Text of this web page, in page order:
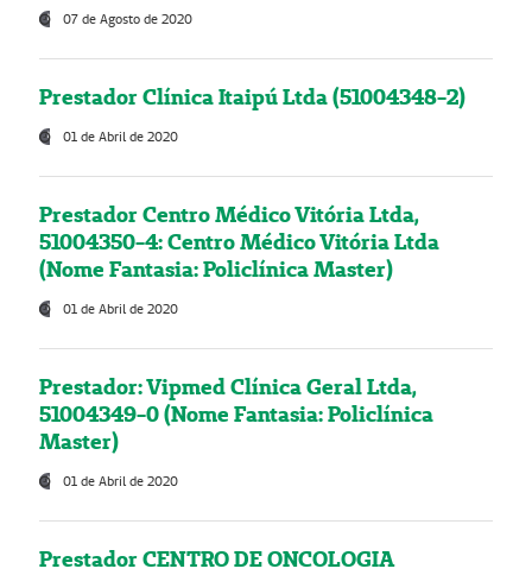
07 de Agosto de 2020
Prestador Clínica Itaipú Ltda (51004348-2)
01 de Abril de 2020
Prestador Centro Médico Vitória Ltda,
51004350-4: Centro Médico Vitória Ltda
(Nome Fantasia: Policlínica Master)
01 de Abril de 2020
Prestador: Vipmed Clínica Geral Ltda,
51004349-0 (Nome Fantasia: Policlínica
Master)
01 de Abril de 2020
Prestador CENTRO DE ONCOLOGIA